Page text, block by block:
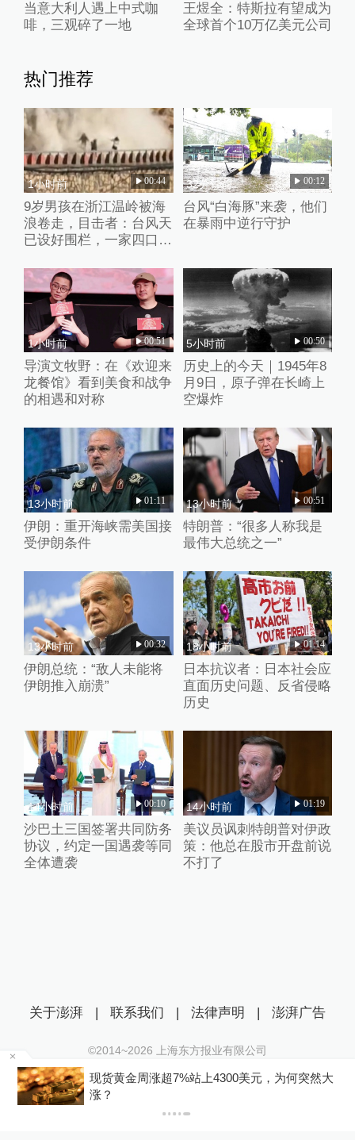
当意大利人遇上中式咖
啡，三观碎了一地
王煜全：特斯拉有望成为
全球首个10万亿美元公司
热门推荐
1小时前 00:44
9岁男孩在浙江温岭被海
浪卷走，目击者：台风天
已设好围栏，一家四口翻
32分钟前 00:12
台风“白海豚”来袭，他们
在暴雨中逆行守护
1小时前 00:51
导演文牧野：在《欢迎来
龙餐馆》看到美食和战争
的相遇和对称
5小时前 00:50
历史上的今天｜1945年8
月9日，原子弹在长崎上
空爆炸
13小时前 01:11
伊朗：重开海峡需美国接
受伊朗条件
13小时前 00:51
特朗普：“很多人称我是
最伟大总统之一”
13小时前 00:32
伊朗总统：“敌人未能将
伊朗推入崩溃”
13小时前 01:14
日本抗议者：日本社会应
直面历史问题、反省侵略
历史
14小时前 00:10
沙巴土三国签署共同防务
协议，约定一国遇袭等同
全体遭袭
14小时前 01:19
美议员讽刺特朗普对伊政
策：他总在股市开盘前说
不打了
现货黄金周涨超7%站上4300美元，为何突然大
涨？
关于澎湃 | 联系我们 | 法律声明 | 澎湃广告
©2014~2026 上海东方报业有限公司
沪ICP证：沪B2-20170116 | 沪ICP备14003370号
互联网新闻信息服务许可证：31120170006
沪公网安备 31010602000299号